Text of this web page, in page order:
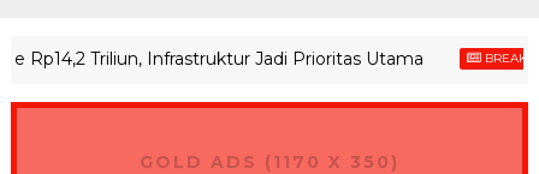
Triliun, Infrastruktur Jadi Prioritas Utama BREAKING NEWS
GOLD ADS (1170 X 350)